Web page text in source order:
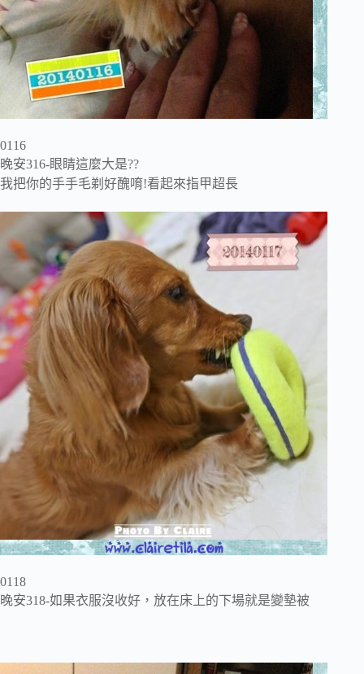
0116
晚安316-眼睛這麼大是??
我把你的手手毛剃好醜唷!看起來指甲超長
0118
晚安318-如果衣服沒收好，放在床上的下場就是變墊被